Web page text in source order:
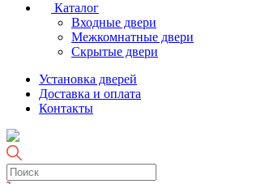
Каталог
Входные двери
Межкомнатные двери
Скрытые двери
Установка дверей
Доставка и оплата
Контакты